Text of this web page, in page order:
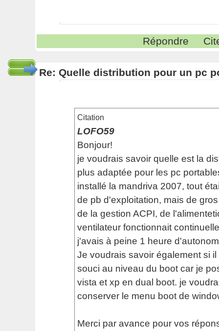
Répondre
Re: Quelle distribution pour un pc
Citation
LOFO59
Bonjour!
je voudrais savoir quelle est la
plus adaptée pour les pc
installé la mandriva 2007, tout
de pb d'exploitation, mais de
de la gestion ACPI, de
ventilateur fonctionnait
j'avais à peine 1 heure
Je voudrais savoir également si
souci au niveau du boot car je
vista et xp en dual boot. je
conserver le menu boot de
Merci par avance pour vos